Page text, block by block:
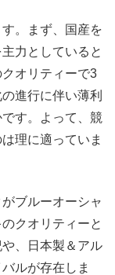
。まず、国産を
力としていると
オリティーで3
進行に伴い薄利
す。よって、競
理に適っていま
ブルーオーシャ
クオリティーと
、日本製＆アル
ルが存在しま